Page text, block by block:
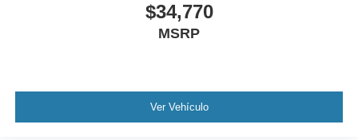
$34,770
MSRP
Ver Vehículo